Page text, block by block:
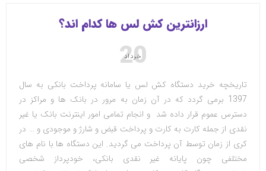
ارزانترین کش لس ها کدام اند؟
20
خرداد
تاریخچه خرید دستگاه کش لس یا سامانه پرداخت بانکی به سال
1397 برمی گردد که در آن زمان به مرور در بانک ها و مراکز در
دسترس عموم قرار داده شد و انجام تمامی امور اینترنت بانک یا غیر
نقدی از جمله کارت به کارت و پرداخت قبض و شارژ و موجودی و … در
کری از زمان توسط آن پرداخت می گردید. این دستگاه ها با نام های
مختلفی چون پایانه غیر نقدی بانکی، خودپرداز شخصی